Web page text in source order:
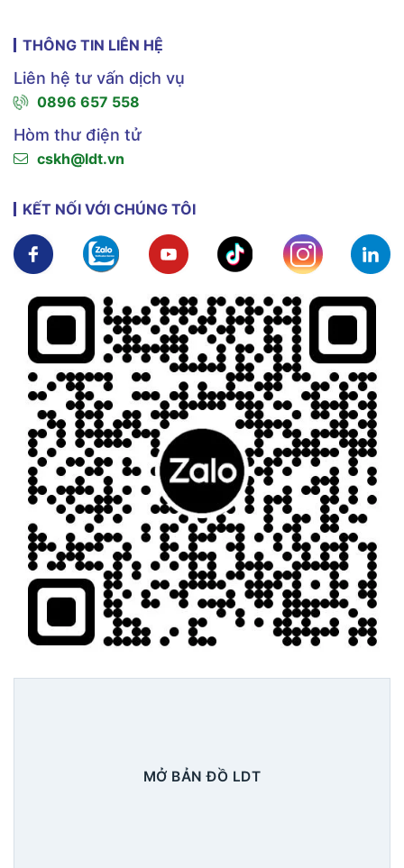
THÔNG TIN LIÊN HỆ
Liên hệ tư vấn dịch vụ
0896 657 558
Hòm thư điện tử
cskh@ldt.vn
KẾT NỐI VỚI CHÚNG TÔI
Xem chi tiết Xem chi tiếtXem chi tiết Xem chi tiết Xem chi tiết
MỞ BẢN ĐỒ LDT